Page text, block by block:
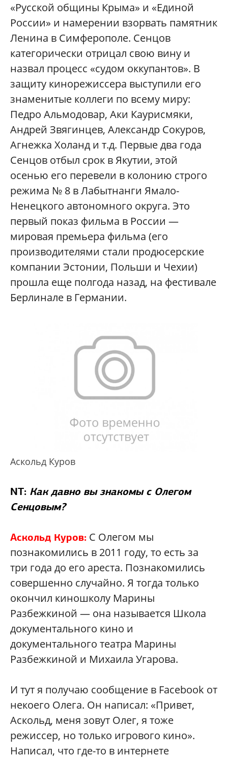
«Русской общины Крыма» и «Единой
России» и намерении взорвать памятник
Ленина в Симферополе. Сенцов
категорически отрицал свою вину и
назвал процесс «судом оккупантов». В
защиту кинорежиссера выступили его
знаменитые коллеги по всему миру:
Педро Альмодовар, Аки Каурисмяки,
Андрей Звягинцев, Александр Сокуров,
Агнежка Холанд и т.д. Первые два года
Сенцов отбыл срок в Якутии, этой
осенью его перевели в колонию строго
режима № 8 в Лабытнанги Ямало-
Ненецкого автономного округа. Это
первый показ фильма в России —
мировая премьера фильма (его
производителями стали продюсерские
компании Эстонии, Польши и Чехии)
прошла еще полгода назад, на фестивале
Берлинале в Германии.
Аскольд Куров
NT: Как давно вы знакомы с Олегом
Сенцовым?
Аскольд Куров: С Олегом мы
познакомились в 2011 году, то есть за
три года до его ареста. Познакомились
совершенно случайно. Я тогда только
окончил киношколу Марины
Разбежкиной — она называется Школа
документального кино и
документального театра Марины
Разбежкиной и Михаила Угарова.
И тут я получаю сообщение в Facebook от
некоего Олега. Он написал: «Привет,
Аскольд, меня зовут Олег, я тоже
режиссер, но только игрового кино».
Написал, что где-то в интернете